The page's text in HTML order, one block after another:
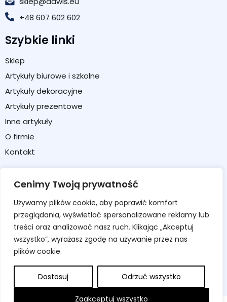
Cenimy Twoją prywatność
Używamy plików cookie, aby poprawić komfort
przeglądania, wyświetlać spersonalizowane reklamy lub
treści oraz analizować nasz ruch. Klikając „Akceptuj
wszystko”, wyrażasz zgodę na używanie przez nas
plików cookie.
Dostosuj Odrzuć wszystko
Zaakceptuj wszystko
+48 607 602 602
Szybkie linki
Sklep
Artykuły biurowe i szkolne
Artykuły dekoracyjne
Artykuły prezentowe
Inne artykuły
O firmie
Kontakt
Koszyk
Formularz zwrotu / reklamacji
Regulamin sklepu
Polityka prywatności